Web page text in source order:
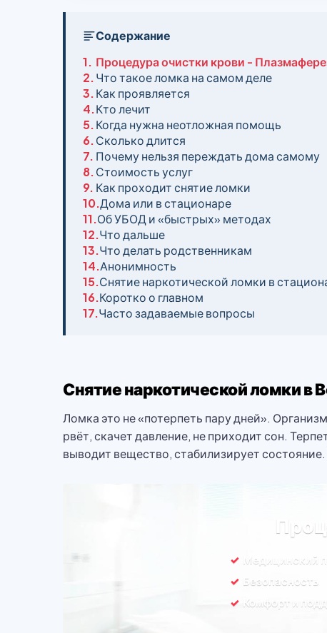
Содержание
1. Процедура очистки крови -
2.Что такое ломка на самом деле
3.Как проявляется
4.Кто лечит
5.Когда нужна неотложная помощь
6.Сколько длится
7. Почему нельзя переждать дома самому
8.Стоимость услуг
9. Как проходит снятие ломки
10.Дома или в стационаре
11.Об УБОД и «быстрых» методах
12.Что дальше
13.Что делать родственникам
14.Анонимность
15.Снятие наркотической ломки в
16.Коротко о главном
17.Часто задаваемые вопросы
Снятие наркотической ломки в
Ломка это не «потерпеть пару дней».
рвёт, скачет давление, не приходит сон.
выводит вещество, стабилизирует
Медицинский
Безопасность
Комфорт и